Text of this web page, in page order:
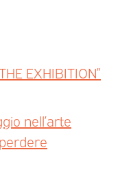
EXHIBITION”
nell’arte